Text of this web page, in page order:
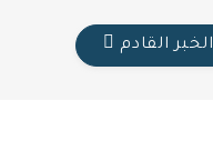
الخبر القادم